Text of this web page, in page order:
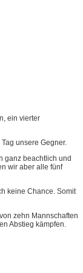
ein vierter
unsere Gegner.
ganz beachtlich und
wir aber alle fünf
keine Chance. Somit
zehn Mannschaften
Abstieg kämpfen.